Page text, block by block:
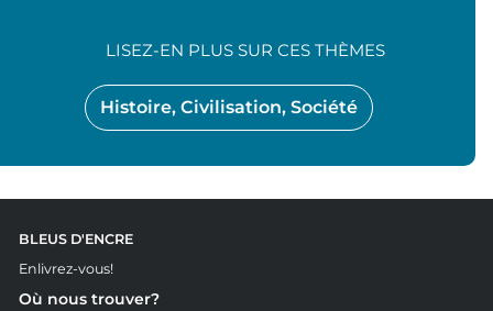
Histoire, Civilisation, Société
LISEZ-EN PLUS SUR CES THÈMES
BLEUS D'ENCRE
Enlivrez-vous!
Où nous trouver?